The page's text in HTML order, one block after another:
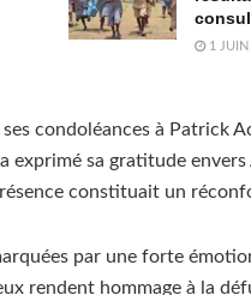
1 JUIN
condoléances à Patrick
exprimé sa gratitude
constituait un
par une forte
rendent hommage à la